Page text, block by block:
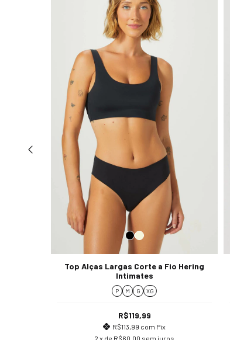
Top Alças Largas Corte a Fio Hering
Intimates
P M G XG
R$119,99
R$113,99 com Pix